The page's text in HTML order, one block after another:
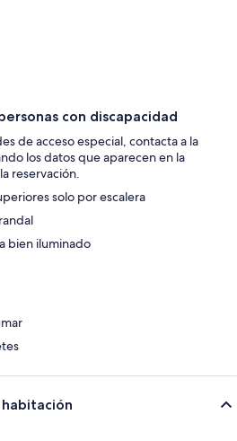
con discapacidad
de acceso especial, contacta a la
los datos que aparecen en la
reservación.
solo por escalera
bien iluminado